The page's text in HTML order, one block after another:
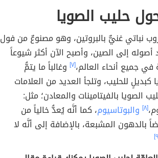
حليب الصويا
نباتي غنيٌّ بالبروتين، وهو مصنوعٌ من فول
أصوله إلى الصين، وأصبح الآن أكثر شيوعاً
جميع أنحاء العالم،[٧]
وغالباً ما يتمُّ
للحليب، وتلجأ العديد من العلامات
الصويا بالفيتامينات والمعادن؛ مثل:
[٨] والبوتاسيوم، كما أنَّه يُعدُّ خالياً من
بالدهون المشبعة، بالإضافة إلى أنَّه لا